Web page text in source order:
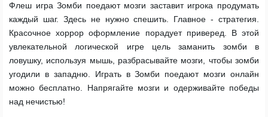
Флеш игра Зомби поедают мозги заставит игрока продумать
каждый шаг. Здесь не нужно спешить. Главное - стратегия.
Красочное хоррор оформление порадует приверед. В этой
увлекательной логической игре цель заманить зомби в
ловушку, используя мышь, разбрасывайте мозги, чтобы зомби
угодили в западню. Играть в Зомби поедают мозги онлайн
можно бесплатно. Напрягайте мозги и одерживайте победы
над нечистью!